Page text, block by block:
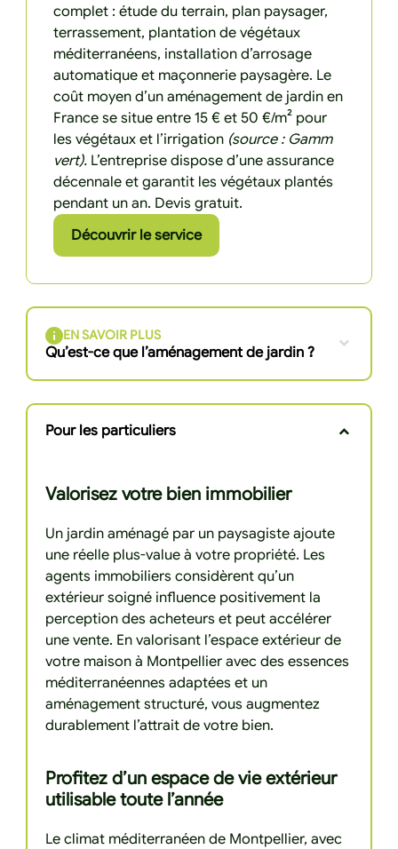
complet : étude du terrain, plan paysager,
terrassement, plantation de végétaux
méditerranéens, installation d’arrosage
automatique et maçonnerie paysagère. Le
coût moyen d’un aménagement de jardin en
France se situe entre 15 € et 50 €/m² pour
les végétaux et l’irrigation (source : Gamm
vert). L’entreprise dispose d’une assurance
décennale et garantit les végétaux plantés
pendant un an. Devis gratuit.
Découvrir le service
EN SAVOIR PLUS
Qu’est-ce que l’aménagement de jardin ?
Pour les particuliers
Valorisez votre bien immobilier
Un jardin aménagé par un paysagiste ajoute
une réelle plus-value à votre propriété. Les
agents immobiliers considèrent qu’un
extérieur soigné influence positivement la
perception des acheteurs et peut accélérer
une vente. En valorisant l’espace extérieur de
votre maison à Montpellier avec des essences
méditerranéennes adaptées et un
aménagement structuré, vous augmentez
durablement l’attrait de votre bien.
Profitez d’un espace de vie extérieur
utilisable toute l’année
Le climat méditerranéen de Montpellier, avec